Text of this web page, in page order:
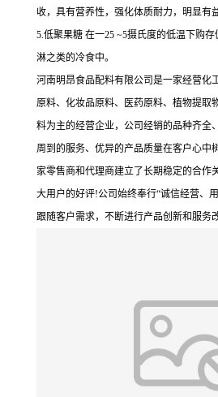
收，具有营养性，强化体质耐力，明显有
5.低聚果糖 在一25 ~5摄氏度的低温下购
淋之类的冷食中。
河南明昂食品配料有限公司是一家经营化
原料、化妆品原料、医药原料、植物提取
料为主的经营企业，公司经销的品种齐全
周到的服务、优异的产品质量在客户心中
家零售商和代理商建立了长期稳定的合作
大用户的好评!公司始终奉行“诚信经营、
跟随客户需求，不断进行产品创新和服务